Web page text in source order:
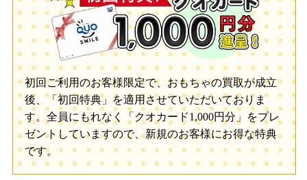
初回ご利用のお客様限定で、おもちゃの買取が成立
後、「初回特典」を適用させていただいておりま
す。全員にもれなく「クオカード1,000円分」をプレ
ゼントしていますので、新規のお客様にお得な特典
です。